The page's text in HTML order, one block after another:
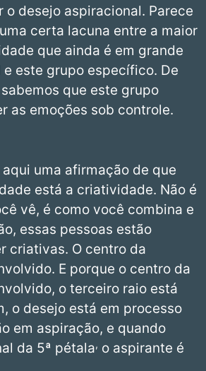
o desejo aspiracional. Parece
certa lacuna entre a maior
que ainda é em grande
este grupo específico. De
que este grupo
as emoções sob controle.
uma afirmação de que
está a criatividade. Não é
vê, é como você combina e
essas pessoas estão
criativas. O centro da
E porque o centro da
o terceiro raio está
o desejo está em processo
em aspiração, e quando
da 5ª pétala, o aspirante é